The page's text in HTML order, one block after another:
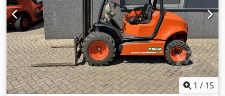
1 / 15